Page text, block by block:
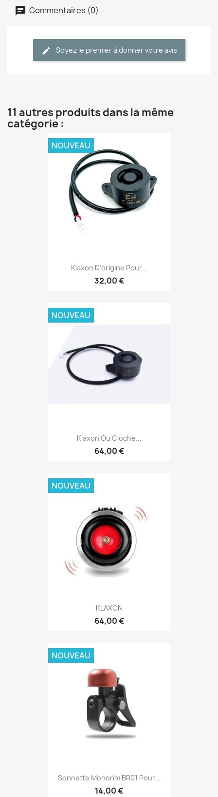
Commentaires (0)
Soyez le premier à donner votre avis
11 autres produits dans la même
catégorie :
Klaxon D'origine Pour...
32,00 €
NOUVEAU
Klaxon Ou Cloche...
64,00 €
NOUVEAU
KLAXON
64,00 €
NOUVEAU
Sonnette Monorim BR01 Pour...
14,00 €
NOUVEAU